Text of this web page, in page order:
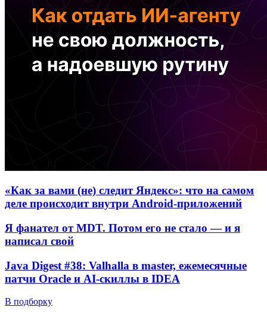
«Как за вами (не) следит Яндекс»: что на самом
деле происходит внутри Android-приложений
Я фанател от MDT. Потом его не стало — и я
написал свой
Java Digest #38: Valhalla в master, ежемесячные
патчи Oracle и AI-скиллы в IDEA
В подборку